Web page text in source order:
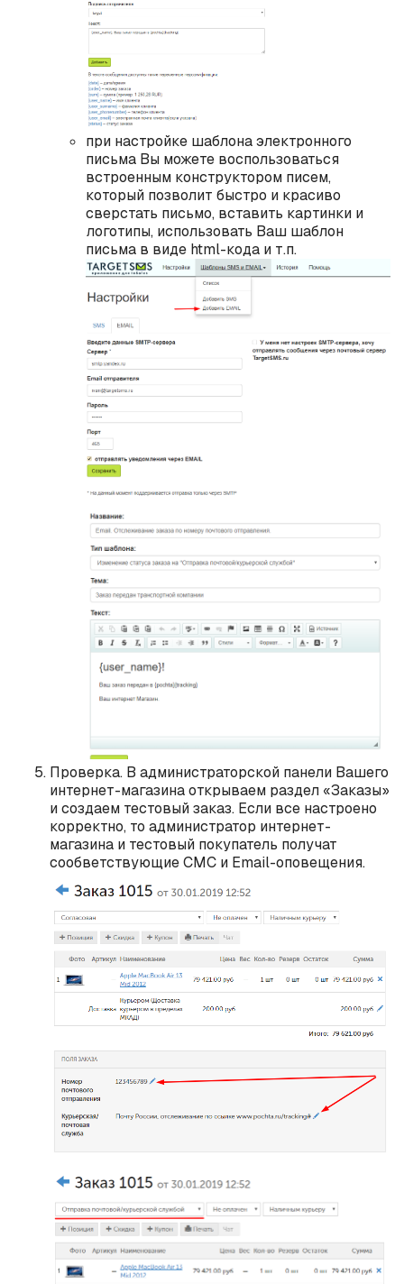
при настройке шаблона электронного
письма Вы можете воспользоваться
встроенным конструктором писем,
который позволит быстро и красиво
сверстать письмо, вставить картинки и
логотипы, использовать Ваш шаблон
письма в виде html-кода и т.п.
Проверка. В администраторской панели Вашего
интернет-магазина открываем раздел «Заказы»
и создаем тестовый заказ. Если все настроено
корректно, то администратор интернет-
магазина и тестовый покупатель получат
сообветствующие СМС и Email-оповещения.